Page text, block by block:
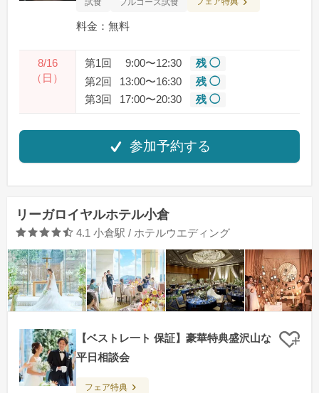
試食 フルコース試食
料金：無料
8/16
（日）
第1回 9:00〜12:30
残 ◯
第2回
13:00〜16:30
残 ◯
第3回
17:00〜20:30 残 ◯
参加予約する
リーガロイヤルホテル小倉
口コミ評価
4.1 小倉駅 / ホテルウエディング
【ベストレ一ト 保証】豪華特典盛沢山な
平日相談会
クリ
フェア特典